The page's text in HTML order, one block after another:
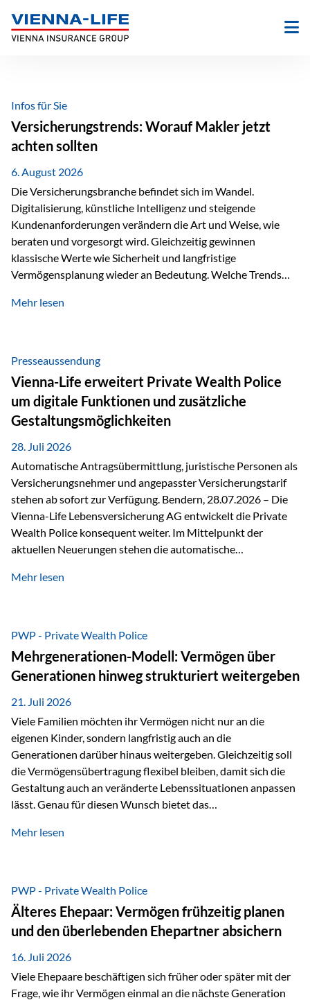
Inhalt
springen
Infos für Sie
Versicherungstrends: Worauf Makler jetzt
achten sollten
6. August 2026
Die Versicherungsbranche befindet sich im Wandel.
Digitalisierung, künstliche Intelligenz und steigende
Kundenanforderungen verändern die Art und Weise, wie
beraten und vorgesorgt wird. Gleichzeitig gewinnen
klassische Werte wie Sicherheit und langfristige
Vermögensplanung wieder an Bedeutung. Welche Trends
Blick behalten? Digitalisierung und KI verändern die
administrative Aufgaben, beschleunigen Abläufe und
schaffen mehr Zeit für das Wesentliche: die persönliche
Beratung. Gerade deshalb wird die individuelle Betreuung
zum entscheidenden Erfolgsfaktor. Technologie kann
unterstützen, Vertrauen entsteht jedoch weiterhin im
persönlichen Gespräch. Bei der Vienna-Life reagieren…
Mehr lesen
Presseaussendung
Vienna-Life erweitert Private Wealth Police
um digitale Funktionen und zusätzliche
Gestaltungsmöglichkeiten
28. Juli 2026
Automatische Antragsübermittlung, juristische Personen als
Versicherungsnehmer und angepasster Versicherungstarif
stehen ab sofort zur Verfügung. Bendern, 28.07.2026 – Die
Vienna-Life Lebensversicherung AG entwickelt die Private
Wealth Police konsequent weiter. Im Mittelpunkt der
aktuellen Neuerungen stehen die automatische
als Versicherungsnehmer einzusetzen, sowie eine
Abwicklung für Vertriebspartner deutlich effizienter
gestaltet. Anträge werden direkt elektronisch übermittelt,
Medienbrüche reduziert und die weitere Bearbeitung
beschleunigt. Ab sofort können auch juristische Personen,
wie Kapitalgesellschaften oder Stiftungen, als
Versicherungsnehmer eingesetzt werden. Damit erweitert
die Vienna-Life die Einsatzmöglichkeiten der Private Wealth
Police insbesondere für…
Mehr lesen
PWP - Private Wealth Police
Mehrgenerationen-Modell: Vermögen über
Generationen hinweg strukturiert weitergeben
21. Juli 2026
Viele Familien möchten ihr Vermögen nicht nur an die
eigenen Kinder, sondern langfristig auch an die
Generationen darüber hinaus weitergeben. Gleichzeitig soll
die Vermögensübertragung flexibel bleiben, damit sich die
Gestaltung auch an veränderte Lebenssituationen anpassen
lässt. Genau für diesen Wunsch bietet das
Vienna-Life eine interessante Lösung. Es ermöglicht,
Ausgangssituation Stellen Sie sich folgende Familie vor: Die
Großeltern haben über viele Jahre Vermögen aufgebaut. Ihr
Wunsch ist es, dieses Vermögen nicht nur den eigenen
Kindern, sondern langfristig auch den Enkeln zukommen zu…
Mehr lesen
PWP - Private Wealth Police
Älteres Ehepaar: Vermögen frühzeitig planen
und den überlebenden Ehepartner absichern
16. Juli 2026
Viele Ehepaare beschäftigen sich früher oder später mit der
Frage, wie ihr Vermögen einmal an die nächste Generation